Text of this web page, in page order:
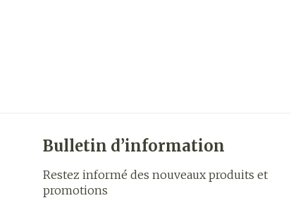
Bulletin d’information
Restez informé des nouveaux produits et
promotions